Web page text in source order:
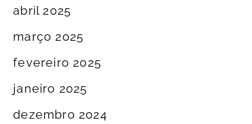
abril 2025
março 2025
fevereiro 2025
janeiro 2025
dezembro 2024